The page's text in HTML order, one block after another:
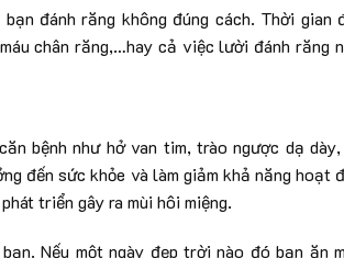
đánh răng không đúng cách. Thời gian
chân răng,…hay cả việc lười đánh răng
bệnh như hở van tim, trào ngược dạ dày,
đến sức khỏe và làm giảm khả năng hoạt
triển gây ra mùi hôi miệng.
Nếu một ngày đẹp trời nào đó bạn ăn